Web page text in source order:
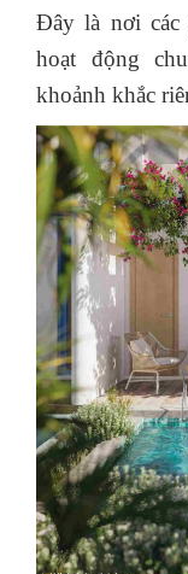
Đây là nơi các
hoạt động
khoảnh khắc